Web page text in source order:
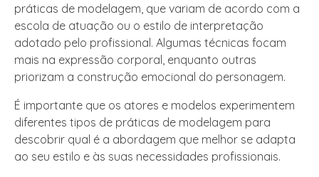
práticas de modelagem, que variam de acordo com a
escola de atuação ou o estilo de interpretação
adotado pelo profissional. Algumas técnicas focam
mais na expressão corporal, enquanto outras
priorizam a construção emocional do personagem.
É importante que os atores e modelos experimentem
diferentes tipos de práticas de modelagem para
descobrir qual é a abordagem que melhor se adapta
ao seu estilo e às suas necessidades profissionais.